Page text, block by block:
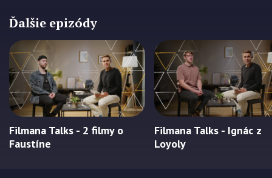
Ďalšie epizódy
Filmana Talks - 2 filmy o
Faustíne
Filmana Talks - Ignác z
Loyoly